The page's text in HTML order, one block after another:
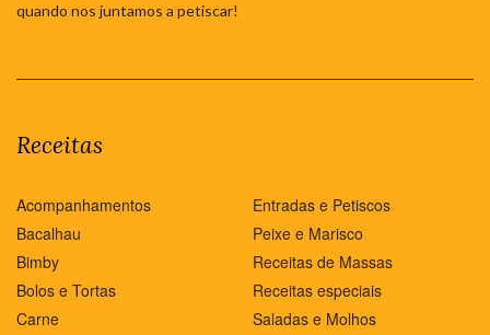
quando nos juntamos a petiscar!
Receitas
Acompanhamentos
Bacalhau
Bimby
Bolos e Tortas
Carne
Entradas e Petiscos
Peixe e Marisco
Receitas de Massas
Receitas especiais
Saladas e Molhos